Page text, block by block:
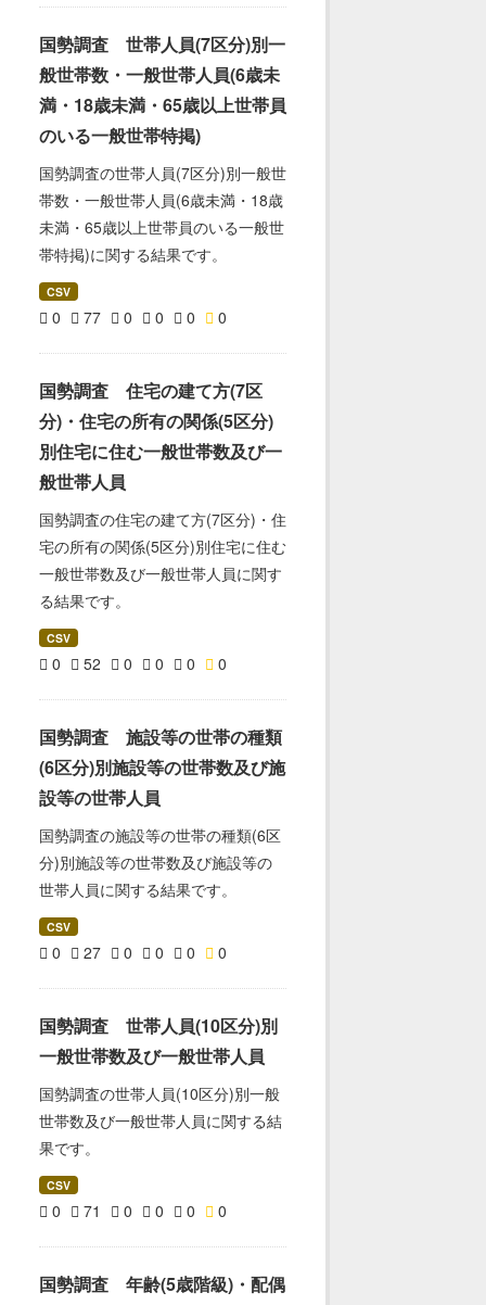
国勢調査 世帯人員(7区分)別一
般世帯数・一般世帯人員(6歳未
満・18歳未満・65歳以上世帯員
のいる一般世帯特掲)
国勢調査の世帯人員(7区分)別一般世
帯数・一般世帯人員(6歳未満・18歳
未満・65歳以上世帯員のいる一般世
帯特掲)に関する結果です。
CSV
0 77 0 0 0 0
国勢調査 住宅の建て方(7区
分)・住宅の所有の関係(5区分)
別住宅に住む一般世帯数及び一
般世帯人員
国勢調査の住宅の建て方(7区分)・住
宅の所有の関係(5区分)別住宅に住む
一般世帯数及び一般世帯人員に関す
る結果です。
CSV
0 52 0 0 0 0
国勢調査 施設等の世帯の種類
(6区分)別施設等の世帯数及び施
設等の世帯人員
国勢調査の施設等の世帯の種類(6区
分)別施設等の世帯数及び施設等の
世帯人員に関する結果です。
CSV
0 27 0 0 0 0
国勢調査 世帯人員(10区分)別
一般世帯数及び一般世帯人員
国勢調査の世帯人員(10区分)別一般
世帯数及び一般世帯人員に関する結
果です。
CSV
0 71 0 0 0 0
国勢調査 年齢(5歳階級)・配偶